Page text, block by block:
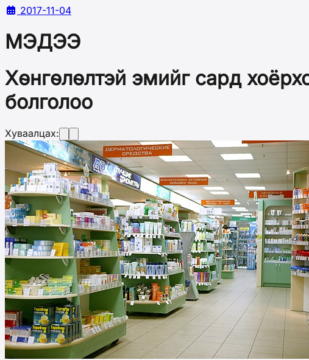
2017-11-04
МЭДЭЭ
Хөнгөлөлтэй эмийг сард
болголоо
Хуваалцах: